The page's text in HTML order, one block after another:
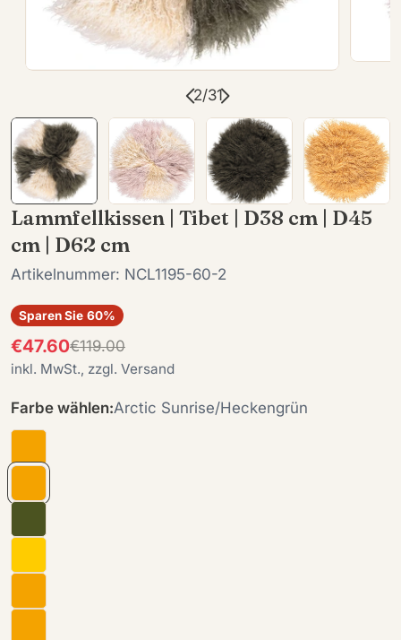
2/31
Lammfellkissen | Tibet | D38 cm | D45
cm | D62 cm
Artikelnummer: NCL1195-60-2
Sparen Sie 60%
Angebotspreis
€47.60
Regulärer
Preis
€119.00
inkl. MwSt., zzgl. Versand
Farbe wählen:Arctic Sunrise/Heckengrün